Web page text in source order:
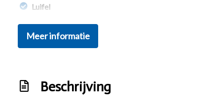
Luifel
Voortent
Infotainment
Waterkoker
Meer informatie
Beschrijving